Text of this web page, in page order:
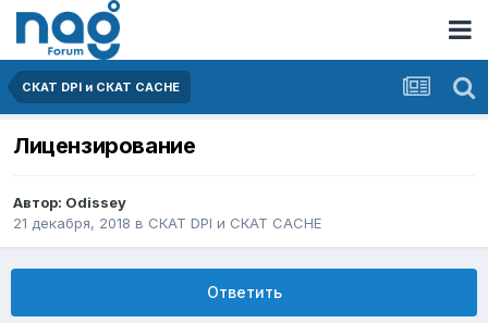
СКАТ DPI и СКАТ CACHE
Лицензирование
Автор: Odissey
21 декабря, 2018 в СКАТ DPI и СКАТ CACHE
Ответить